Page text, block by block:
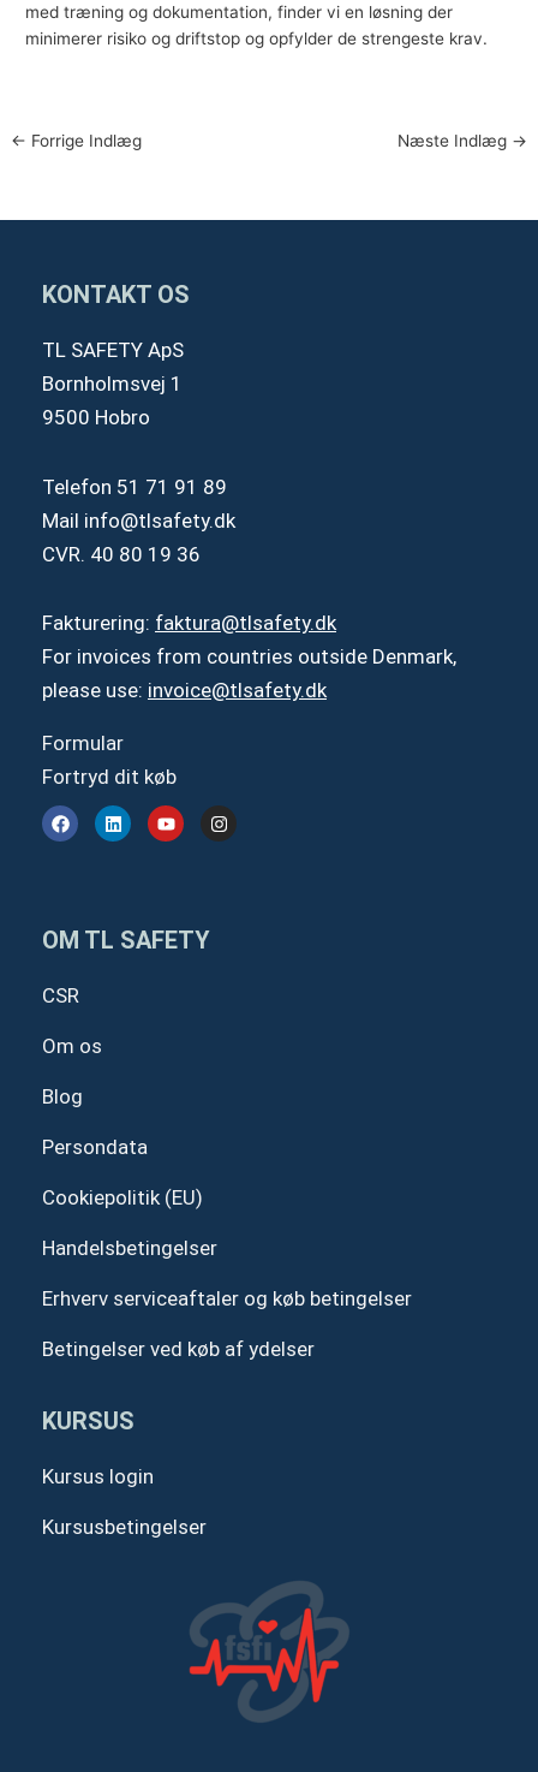
med træning og dokumentation, finder vi en løsning der
minimerer risiko og driftstop og opfylder de strengeste krav.
← Forrige Indlæg Næste Indlæg →
KONTAKT OS
TL SAFETY ApS
Bornholmsvej 1
9500 Hobro
Telefon 51 71 91 89
Mail info@tlsafety.dk
CVR. 40 80 19 36
Fakturering: faktura@tlsafety.dk
For invoices from countries outside Denmark,
please use: invoice@tlsafety.dk
Formular
Fortryd dit køb
F
a
c
k
L
i
n
n
Y
o
u
I
n
s
OM TL SAFETY
CSR
Om os
Blog
Persondata
Cookiepolitik (EU)
Handelsbetingelser
Erhverv serviceaftaler og køb betingelser
Betingelser ved køb af ydelser
KURSUS
Kursus login
Kursusbetingelser